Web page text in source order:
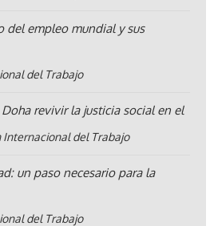
del empleo mundial y sus
del Trabajo
Doha revivir la justicia social en el
Internacional del Trabajo
un paso necesario para la
del Trabajo